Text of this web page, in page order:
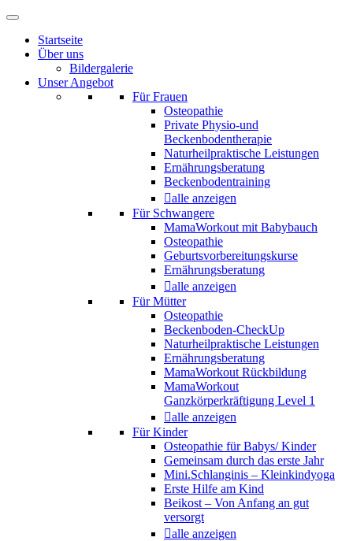
Startseite
Über uns
Bildergalerie
Unser Angebot
Für Frauen
Osteopathie
Private Physio-und
Beckenbodentherapie
Naturheilpraktische Leistungen
Ernährungsberatung
Beckenbodentraining
alle anzeigen
Für Schwangere
MamaWorkout mit Babybauch
Osteopathie
Geburtsvorbereitungskurse
Ernährungsberatung
alle anzeigen
Für Mütter
Osteopathie
Beckenboden-CheckUp
Naturheilpraktische Leistungen
Ernährungsberatung
MamaWorkout Rückbildung
MamaWorkout
Ganzkörperkräftigung Level 1
alle anzeigen
Für Kinder
Osteopathie für Babys/ Kinder
Gemeinsam durch das erste Jahr
Mini.Schlanginis – Kleinkindyoga
Erste Hilfe am Kind
Beikost – Von Anfang an gut
versorgt
alle anzeigen